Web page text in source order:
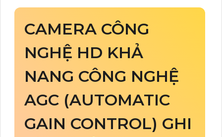
CAMERA CÔNG
NGHỆ HD KHẢ
NANG CÔNG NGHỆ
AGC (AUTOMATIC
GAIN CONTROL) GHI